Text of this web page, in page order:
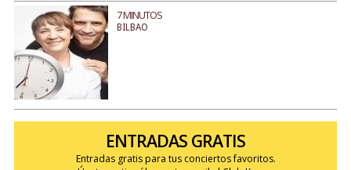
7 MINUTOS
BILBAO
ENTRADAS GRATIS
Entradas gratis para tus conciertos favoritos.